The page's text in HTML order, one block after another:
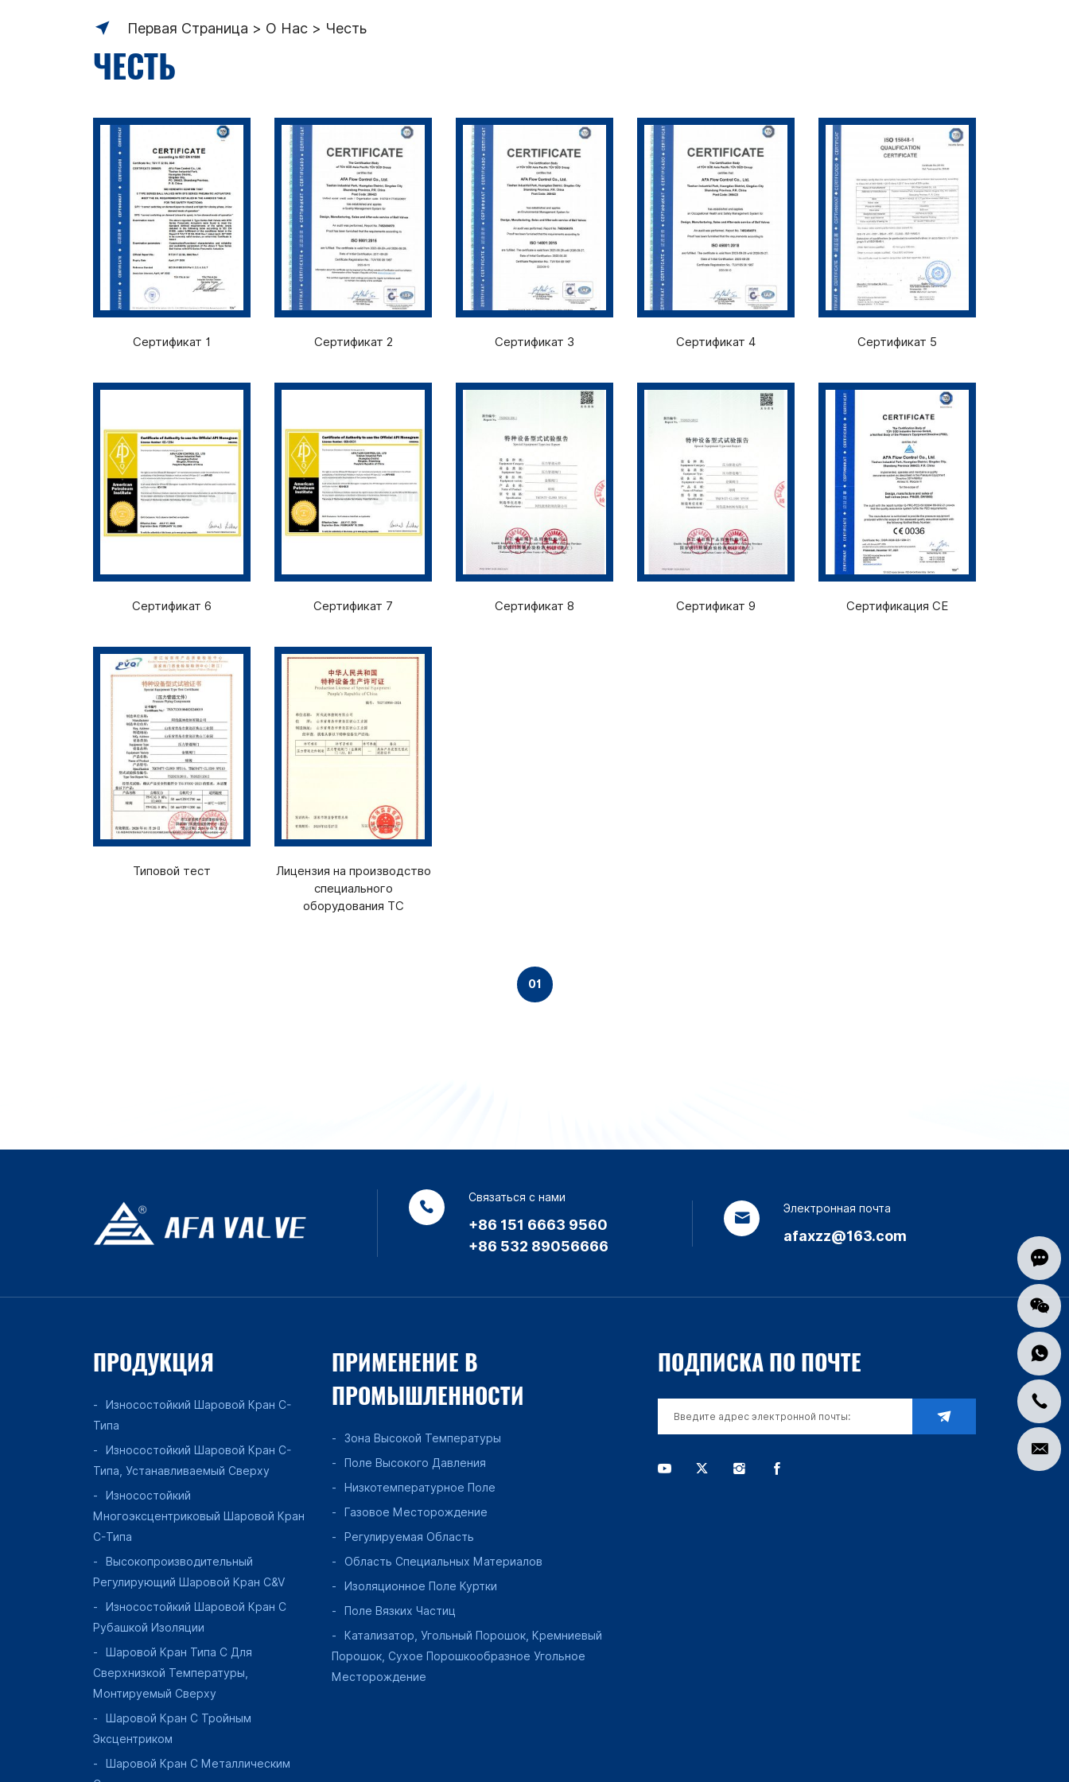
Первая Страница О Нас Честь
ЧЕСТЬ
Сертификат 1 Сертификат 2 Сертификат 3 Сертификат 4 Сертификат 5
Сертификат 6 Сертификат 7 Сертификат 8 Сертификат 9 Сертификация CE
Типовой тест
Лицензия на производство
специального
оборудования ТС
01
Связаться с нами
+86 151 6663 9560
+86 532 89056666
Электронная почта
afaxzz@163.com
ПРОДУКЦИЯ
Износостойкий Шаровой Кран C-
Типа
Износостойкий Шаровой Кран C-
Типа, Устанавливаемый Сверху
Износостойкий
Многоэксцентриковый Шаровой Кран
C-Типа
Высокопроизводительный
Регулирующий Шаровой Кран C&V
Износостойкий Шаровой Кран С
Рубашкой Изоляции
Шаровой Кран Типа C Для
Сверхнизкой Температуры,
Монтируемый Сверху
Шаровой Кран С Тройным
Эксцентриком
Шаровой Кран С Металлическим
ПРИМЕНЕНИЕ В
ПРОМЫШЛЕННОСТИ
Зона Высокой Температуры
Поле Высокого Давления
Низкотемпературное Поле
Газовое Месторождение
Регулируемая Область
Область Специальных Материалов
Изоляционное Поле Куртки
Поле Вязких Частиц
Катализатор, Угольный Порошок, Кремниевый
Порошок, Сухое Порошкообразное Угольное
Месторождение
ПОДПИСКА ПО ПОЧТЕ